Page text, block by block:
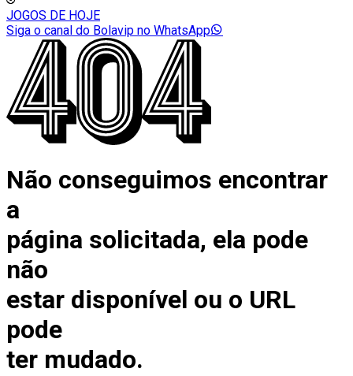
JOGOS DE HOJE
Siga o canal do Bolavip no WhatsApp
Não conseguimos encontrar
a
página solicitada, ela pode
não
estar disponível ou o URL
pode
ter mudado.